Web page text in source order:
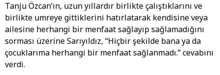
Tanju Özcan’ın, uzun yıllardır birlikte çalıştıklarını ve
birlikte umreye gittiklerini hatırlatarak kendisine veya
ailesine herhangi bir menfaat sağlayıp sağlamadığını
sorması üzerine Sarıyıldız, “Hiçbir şekilde bana ya da
çocuklarıma herhangi bir menfaat sağlanmadı.” cevabını
verdi.